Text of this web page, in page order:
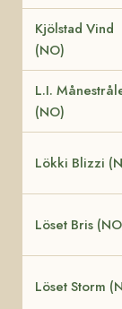
Kjölstad Vind
(NO)
L.I.
(NO)
Lökki Blizzi
Löset Bris
Löset Storm